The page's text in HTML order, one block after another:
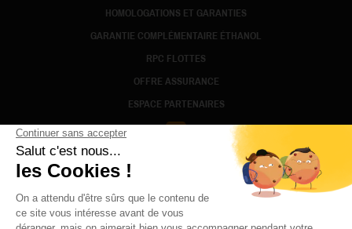
HOMOLOGATIONS ET GARANTIES
GARANTIE COMPLÉMENTAIRE ÉTHANOL
RPC FLOTTES
OFFRE ASSURANCE
ESPACE PARTENAIRES
MENTIONS LÉGALES
CONDITIONS GÉNÉRALES D'UTILISATION